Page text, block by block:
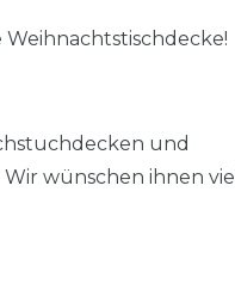
und
wünschen ihnen viel